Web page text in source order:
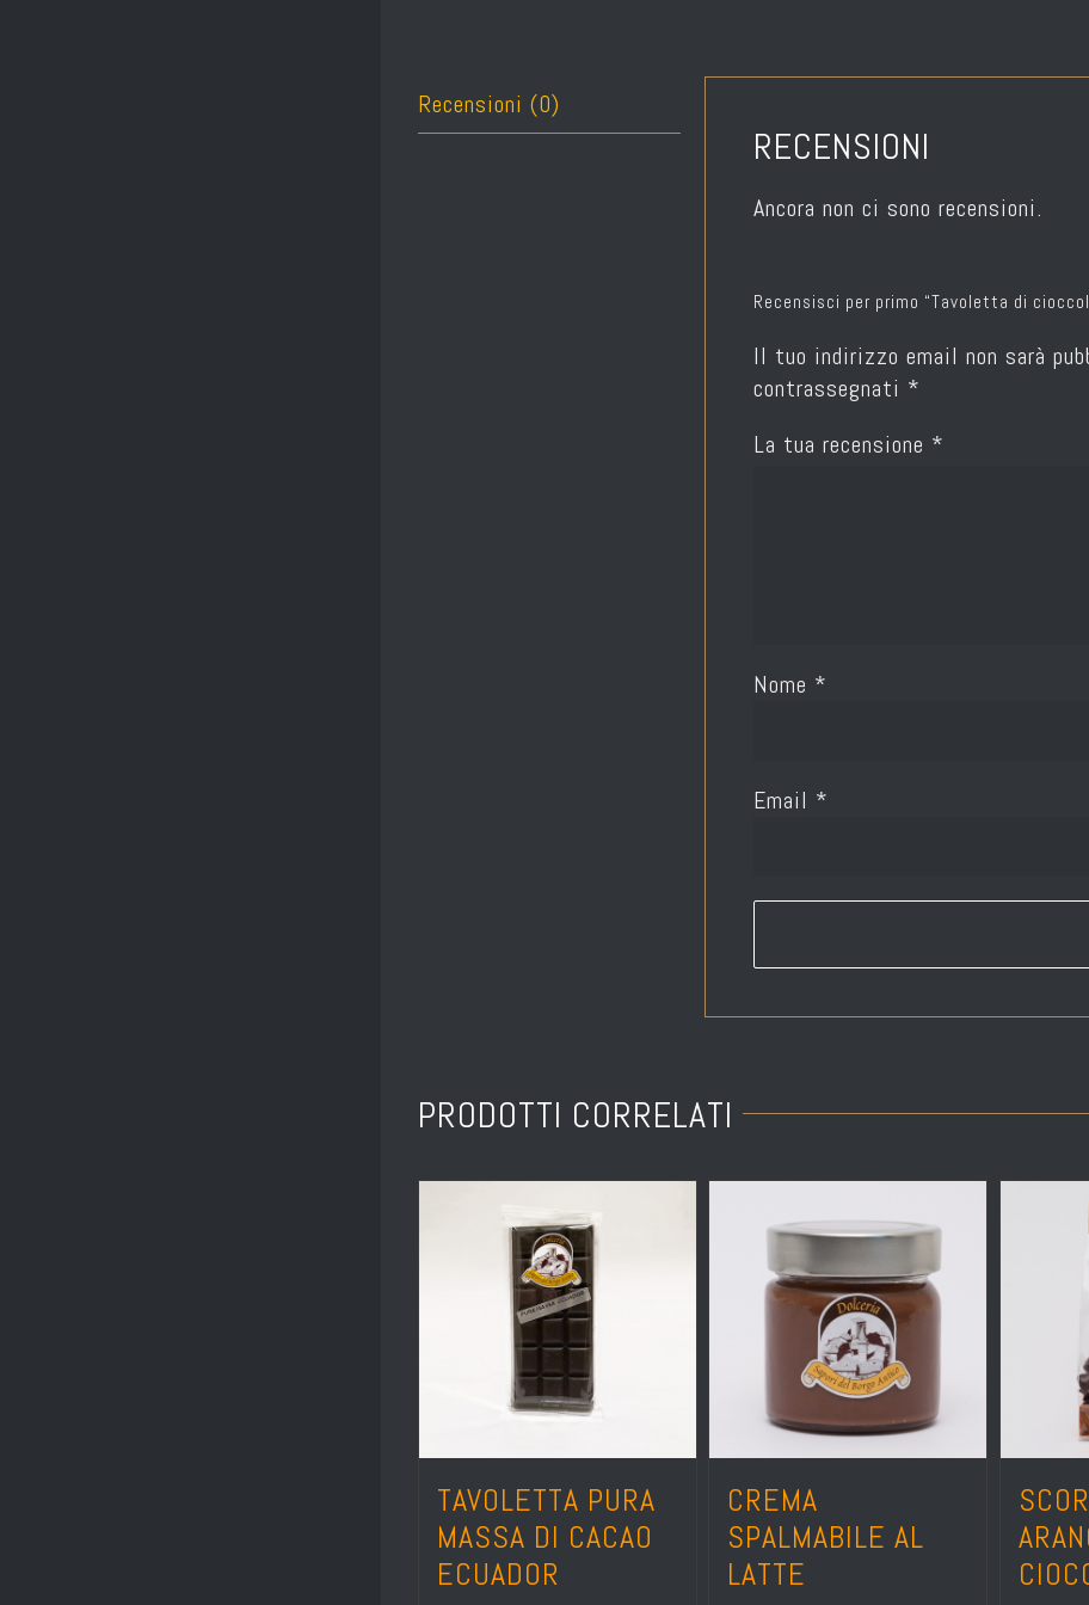
Recensioni (0)
RECENSIONI
Ancora non ci sono recensioni.
Recensisci per primo “Tavoletta di
Il tuo indirizzo email non sarà
contrassegnati *
La tua recensione *
Nome *
Email *
PRODOTTI CORRELATI
TAVOLETTA PURA
MASSA DI CACAO
ECUADOR
CREMA
SPALMABILE AL
LATTE